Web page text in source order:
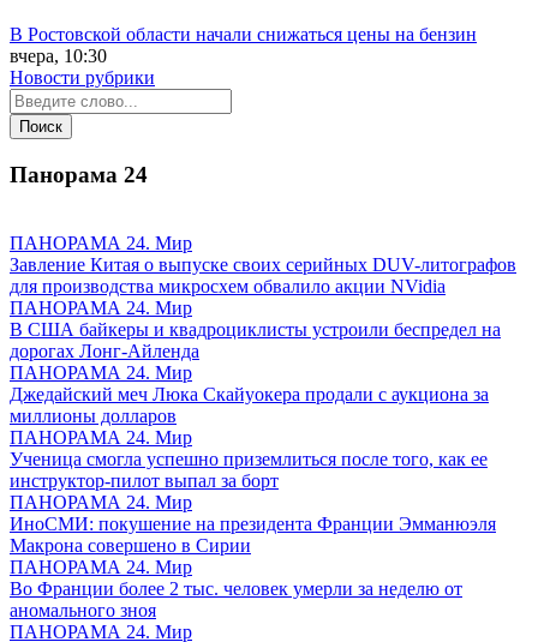
В Ростовской области начали снижаться цены на бензин
вчера, 10:30
Новости рубрики
Панорама 24
ПАНОРАМА 24. Мир
Завление Китая о выпуске своих серийных DUV-литографов
для производства микросхем обвалило акции NVidia
ПАНОРАМА 24. Мир
В США байкеры и квадроциклисты устроили беспредел на
дорогах Лонг-Айленда
ПАНОРАМА 24. Мир
Джедайский меч Люка Скайуокера продали с аукциона за
миллионы долларов
ПАНОРАМА 24. Мир
Ученица смогла успешно приземлиться после того, как ее
инструктор-пилот выпал за борт
ПАНОРАМА 24. Мир
ИноСМИ: покушение на президента Франции Эмманюэля
Макрона совершено в Сирии
ПАНОРАМА 24. Мир
Во Франции более 2 тыс. человек умерли за неделю от
аномального зноя
ПАНОРАМА 24. Мир